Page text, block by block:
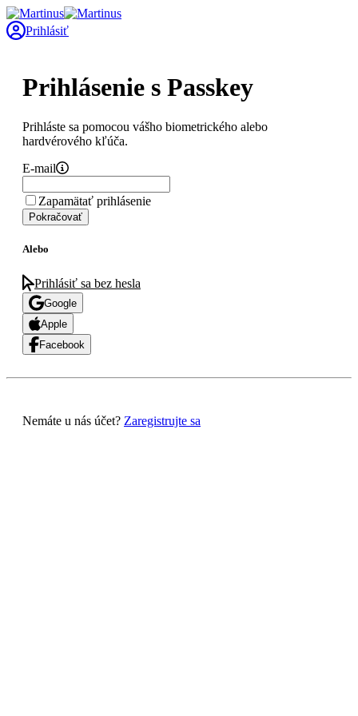
Prihlásiť
Prihlásenie s Passkey
Prihláste sa pomocou vášho biometrického alebo
hardvérového kľúča.
E-mail
Zapamätať prihlásenie
Pokračovať
Alebo
Prihlásiť sa bez hesla
Google
Apple
Facebook
Nemáte u nás účet? Zaregistrujte sa